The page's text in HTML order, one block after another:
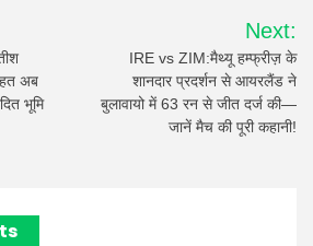
अब
भूमि
Next:
IRE vs ZIM:मैथ्यू हम्फ्रीज़ के
शानदार प्रदर्शन से आयरलैंड ने
बुलावायो में 63 रन से जीत दर्ज की—
जानें मैच की पूरी कहानी!